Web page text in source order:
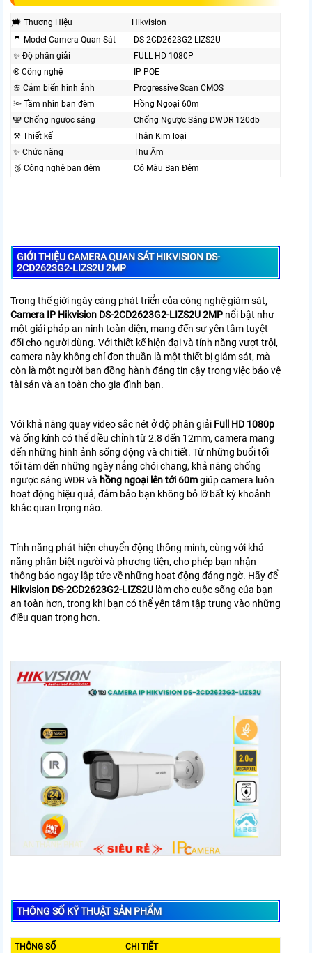
🗯️ Thương Hiệu
Hikvision
🤵 Model Camera Quan Sát
DS-2CD2623G2-LIZS2U
✨ Độ phân giải
FULL HD 1080P
®️ Công nghệ
IP POE
♋ Cảm biến hình ảnh
Progressive Scan CMOS
🔦 Tầm nhìn ban đêm
Hồng Ngoại 60m
🕎 Chống ngược sáng
Chống Ngược Sáng DWDR 120db
⚒ Thiết kế
Thân Kim loại
✨ Chức năng
Thu Âm
🥈️ Công nghệ ban đêm
Có Màu Ban Ðêm
GIỚI THIỆU CAMERA QUAN SÁT HIKVISION DS-
2CD2623G2-LIZS2U 2MP
Trong thế giới ngày càng phát triển của công nghệ giám sát,
Camera IP Hikvision DS-2CD2623G2-LIZS2U 2MP nổi bật như
một giải pháp an ninh toàn diện, mang đến sự yên tâm tuyệt
đối cho người dùng. Với thiết kế hiện đại và tính năng vượt trội,
camera này không chỉ đơn thuần là một thiết bị giám sát, mà
còn là một người bạn đồng hành đáng tin cậy trong việc bảo vệ
tài sản và an toàn cho gia đình bạn.
Với khả năng quay video sắc nét ở độ phân giải Full HD 1080p
và ống kính có thể điều chỉnh từ 2.8 đến 12mm, camera mang
đến những hình ảnh sống động và chi tiết. Từ những buổi tối
tối tăm đến những ngày nắng chói chang, khả năng chống
ngược sáng WDR và hồng ngoại lên tới 60mgiúp camera luôn
hoạt động hiệu quả, đảm bảo bạn không bỏ lỡ bất kỳ khoảnh
khắc quan trọng nào.
Tính năng phát hiện chuyển động thông minh, cùng với khả
năng phân biệt người và phương tiện, cho phép bạn nhận
thông báo ngay lập tức về những hoạt động đáng ngờ. Hãy để
Hikvision DS-2CD2623G2-LIZS2U làm cho cuộc sống của bạn
an toàn hơn, trong khi bạn có thể yên tâm tập trung vào những
điều quan trọng hơn.
THÔNG SỐ KỸ THUẬT SẢN PHẨM
THÔNG SỐ
CHI TIẾT